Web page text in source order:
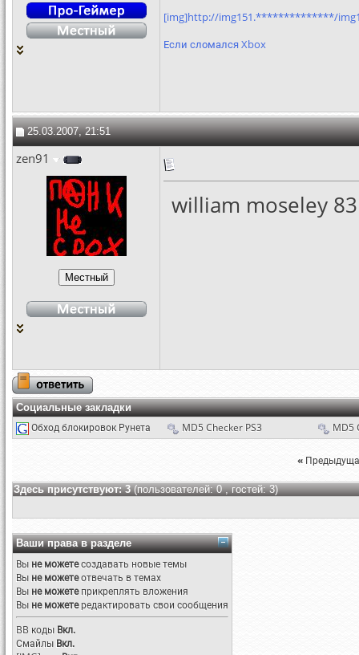
[img]http://img151.**************/
Если сломался Xbox
25.03.2007, 21:51
zen91
william moseley 83
Социальные закладки
Обход блокировок Рунета MD5 Checker PS3 MD5
«
Здесь присутствуют: 3(пользователей: 0 , гостей: 3)
Ваши права в разделе
Вы не можетесоздавать новые темы
Вы не можетеотвечать в темах
Вы не можетеприкреплять вложения
Вы не можетередактировать свои сообщения
BB коды Вкл.
Смайлы Вкл.